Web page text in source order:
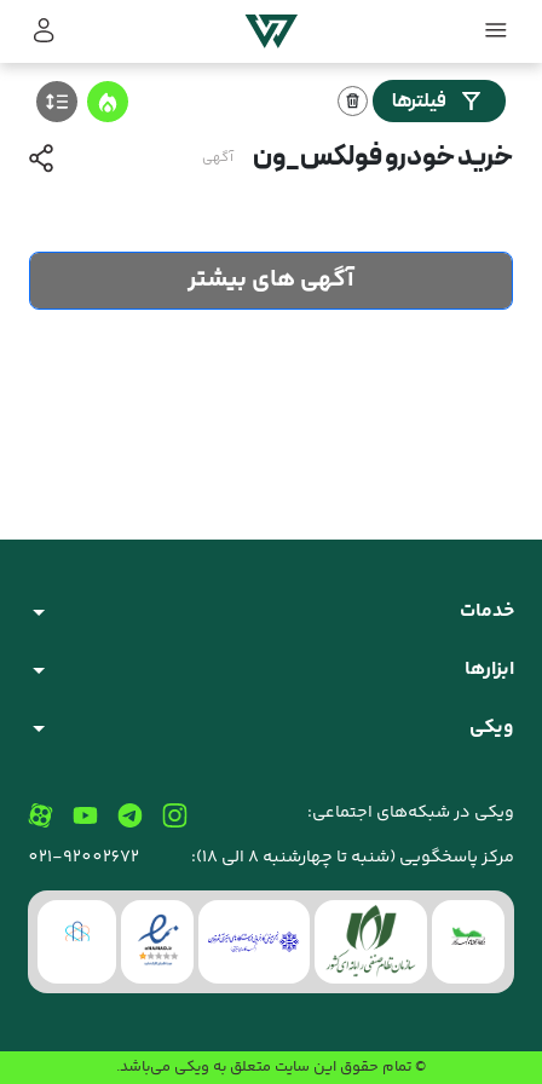
فیلترها
خرید خودرو فولکس_ون آگهی
آگهی های بیشتر
خدمات
ابزارها
ویکی
ویکی در شبکه‌های اجتماعی:
مرکز پاسخگویی (شنبه تا چهارشنبه 8 الی 18):
021-92002672
© تمام حقوق این سایت متعلق به ویکی می‌باشد.